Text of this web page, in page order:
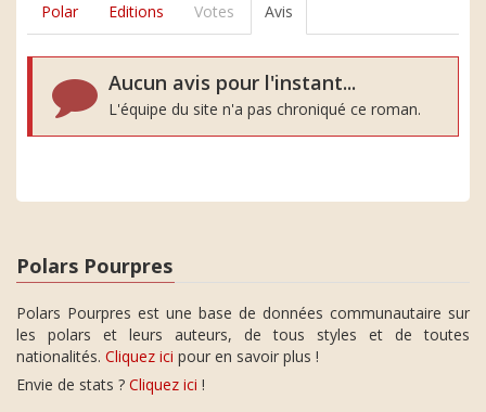
Polar Editions Votes Avis
Aucun avis pour l'instant...
L'équipe du site n'a pas chroniqué ce roman.
Polars Pourpres
Polars Pourpres est une base de données communautaire sur
les polars et leurs auteurs, de tous styles et de toutes
nationalités. Cliquez ici pour en savoir plus !
Envie de stats ? Cliquez ici !